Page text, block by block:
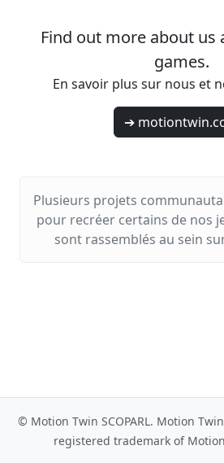
Find out more about us
games.
En savoir plus sur nous et
➔
Plusieurs projets
pour recréer certains de nos
sont rassemblés au sein
© Motion Twin SCOPARL. Motion
registered trademark of Motion